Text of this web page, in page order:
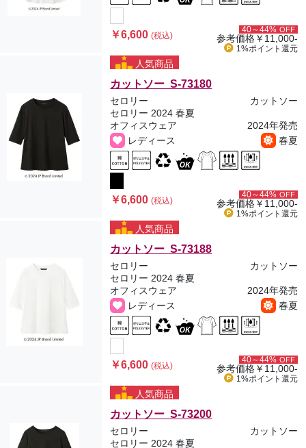
￥6,600(税込)
40～44% OFF
参考価格￥11,000-
1%ポイント 還元
人気商品
カットソー S-73180
セロリー
カットソー
セロリー 2024 春夏
オフィスウェア
2024年発売
レディース
春夏
￥6,600(税込)
40～44% OFF
参考価格￥11,000-
1%ポイント 還元
人気商品
カットソー S-73188
セロリー
カットソー
セロリー 2024 春夏
オフィスウェア
2024年発売
レディース
春夏
￥6,600(税込)
40～44% OFF
参考価格￥11,000-
1%ポイント 還元
人気商品
カットソー S-73200
セロリー
カットソー
セロリー 2024 春夏